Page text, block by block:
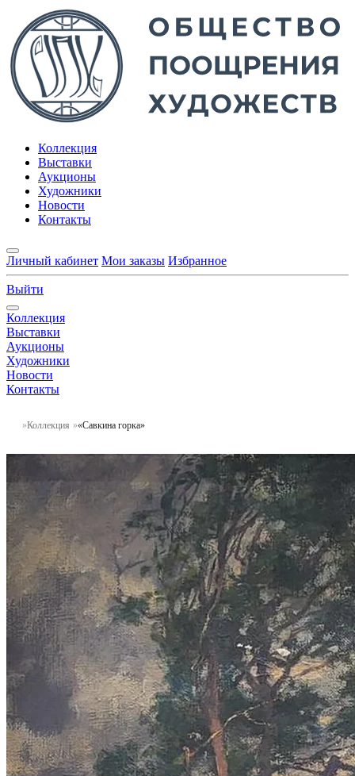
Коллекция
Выставки
Аукционы
Художники
Новости
Контакты
Личный кабинет Мои заказы Избранное
Выйти
Коллекция
Выставки
Аукционы
Художники
Новости
Контакты
Коллекция «Савкина горка»